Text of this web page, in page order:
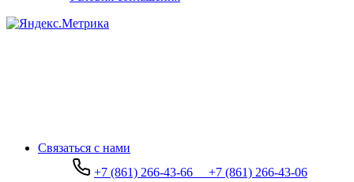
Связаться с нами
+7 (861) 266-43-66
+7 (861) 266-43-06